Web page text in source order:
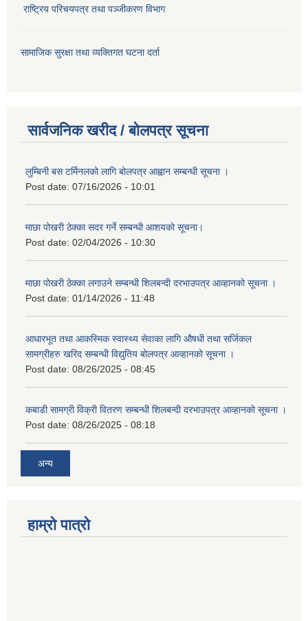
राष्ट्रिय परिचयपत्र तथा पञ्जीकरण विभाग
सामाजिक सुरक्षा तथा व्यक्तिगत घटना दर्ता
सार्वजनिक खरीद / बोलपत्र सूचना
लुम्बिनी बस टर्मिनलको लागि बोलपत्र आह्वान सम्बन्धी सूचना ।
Post date: 07/16/2026 - 10:01
माछा पोखरी ठेक्का सदर गर्ने सम्बन्धी आशयको सूचना।
Post date: 02/04/2026 - 10:30
माछा पोखरी ठेक्का लगाउने सम्बन्धी शिलबन्दी दरभाउपत्र आव्हानको सूचना ।
Post date: 01/14/2026 - 11:48
आधारभूत तथा आकस्मिक स्वास्थ्य सेवाका लागि औषधी तथा सर्जिकल
सामग्रीहरु खरिद सम्बन्धी विद्युतिय बोलपत्र आव्हानको सूचना ।
Post date: 08/26/2025 - 08:45
कबाडी सामग्री विक्री वितरण सम्बन्धी शिलबन्दी दरभाउपत्र आव्हानको सूचना ।
Post date: 08/26/2025 - 08:18
अन्य
हाम्रो पात्रो